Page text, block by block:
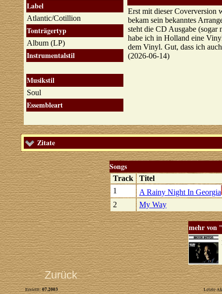
Label
Atlantic/Cotillion
Tonträgertyp
Album (LP)
Instrumentalstil
Musikstil
Soul
Essembleart
Erst mit dieser
bekam sein bekanntes
steht die CD Ausgabe
habe ich in Holland eine
dem Vinyl. Gut, dass ich
(2026-06-14)
Zitate
Songs
Track
Titel
1
A Rainy Night In Georgia
2
My Way
mehr von
Zurück
Erstellt:07.2003
Letzte